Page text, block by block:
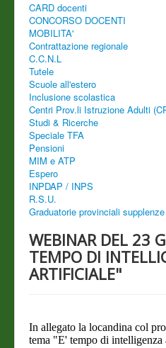
CARD docenti
CONCORSO DOCENTI
MOBILITA'
Contrattazione regionale
C.C.N.L
Tutele
Scuole all'estero
Inclusione scolastica
Centri Prov.li Istruzione Adulti
Studi & Ricerche
Speciale TFA
Pensioni
MIM e ATP
Espero
INPDAP / INPS
R.S.U.
Graduatorie provinciali supplenze
WEBINAR DEL 23
TEMPO DI
ARTIFICIALE"
In allegato la locandina col
tema "E' tempo di